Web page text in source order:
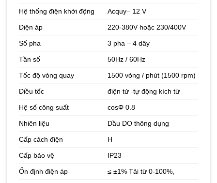
Hệ thống điện khởi động Acquy– 12 V
Điện áp 220-380V hoặc 230/400V
Số pha 3 pha – 4 dây
Tần số 50Hz / 60Hz
Tốc độ vòng quay 1500 vòng / phút (1500 rpm)
Điều tốc điện tử -tự động kích từ
Hệ số công suất cosΦ 0.8
Nhiên liệu Dầu DO thông dụng
Cấp cách điện H
Cấp bảo vệ IP23
Ổn định điện áp ≤ ±1% Tải từ 0-100%,